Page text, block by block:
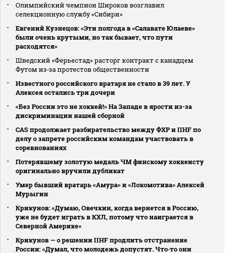
Олимпийский чемпион Широков возглавил
селекционную службу «Сибири»
Евгений Кузнецов: «Эти полгода в «Салавате Юлаеве»
были очень крутыми, но так бывает, что пути
расходятся»
Шведский «Ферьестад» расторг контракт с канадцем
Футом из‑за протестов общественности
Известного российского вратаря не стало в 39 лет. У
Алексея остались три дочери
«Без России это не хоккей!» На Западе в ярости из-за
дискриминации нашей сборной
CAS продолжает разбирательство между ФХР и IIHF по
делу о запрете российским командам участвовать в
соревнованиях
Потерявшему золотую медаль ЧМ финскому хоккеисту
оригинально вручили дубликат
Умер бывший вратарь «Амура» и «Локомотива» Алексей
Мурыгин
Крикунов: «Думаю, Овечкин, когда вернется в Россию,
уже не будет играть в КХЛ, потому что наиграется в
Северной Америке»
Крикунов — о решении IIHF продлить отстранение
России: «Думал, что молодежь допустят. Что‑то они